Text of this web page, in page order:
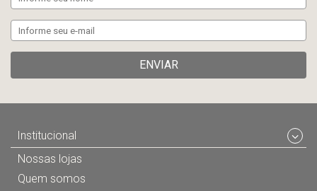
Exibir todos Fechar [×]
ENVIAR
Institucional
Nossas lojas
Quem somos